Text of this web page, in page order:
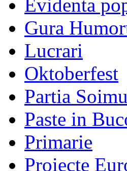
Evidenta
Gura
Lucrari
Oktoberfest
Partia
Paste in
Primarie
Proiecte